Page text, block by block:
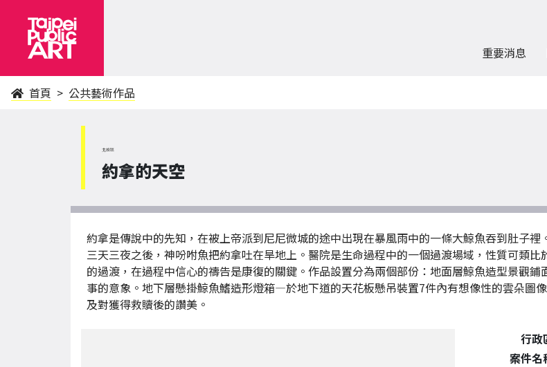
重要消息
首頁 公共藝術作品
北投區
約拿的天空
約拿是傳說中的先知，在被上帝派到尼尼微城的途中出現在暴風雨中的一條大鯨魚吞到肚子
三天三夜之後，神吩咐魚把約拿吐在旱地上。醫院是生命過程中的一個過渡場域，性質可類
的過渡，在過程中信心的禱告是康復的關鍵。作品設置分為兩個部份：地面層鯨魚造型景觀
事的意象。地下層懸掛鯨魚鰭造形燈箱—於地下道的天花板懸吊裝置7件內有想像性的雲朵圖
及對獲得救贖後的讚美。
公共藝術作品詳
行政
案件名